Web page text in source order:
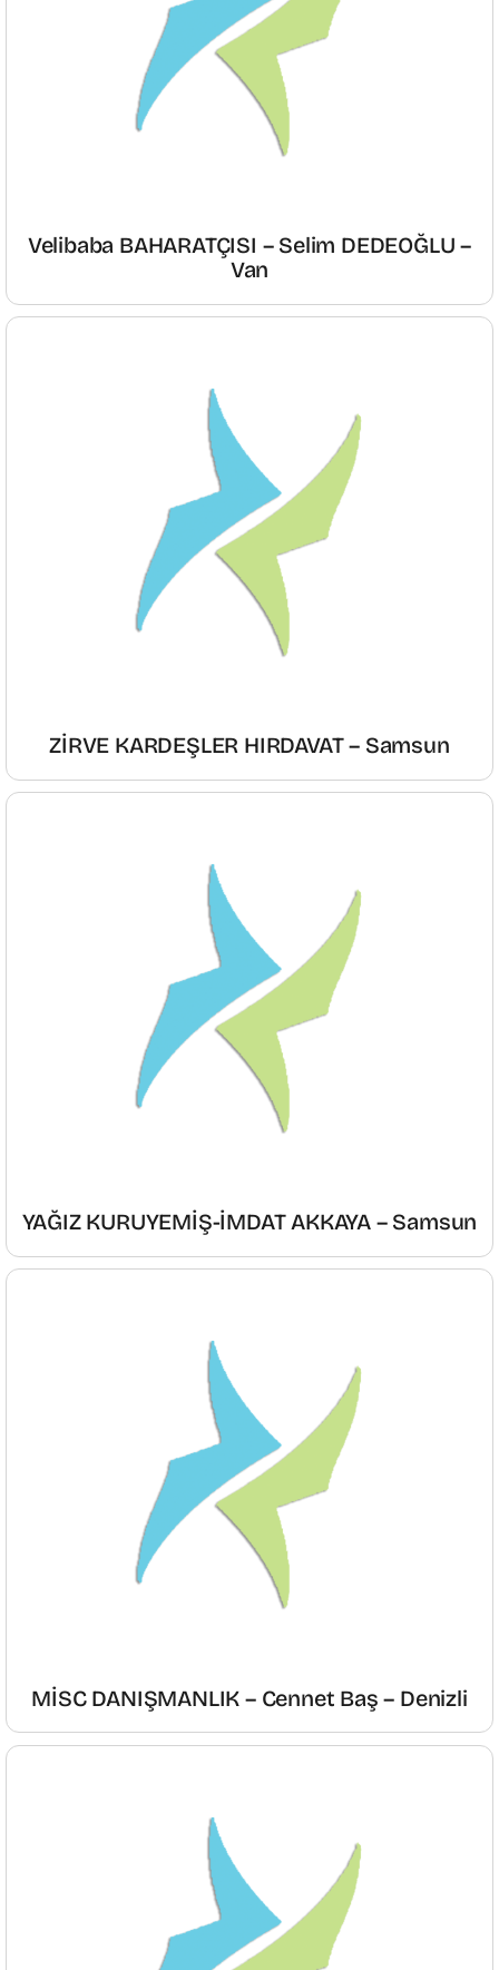
Velibaba BAHARATÇISI – Selim DEDEOĞLU –
Van
ZİRVE KARDEŞLER HIRDAVAT – Samsun
YAĞIZ KURUYEMİŞ-İMDAT AKKAYA – Samsun
MİSC DANIŞMANLIK – Cennet Baş – Denizli